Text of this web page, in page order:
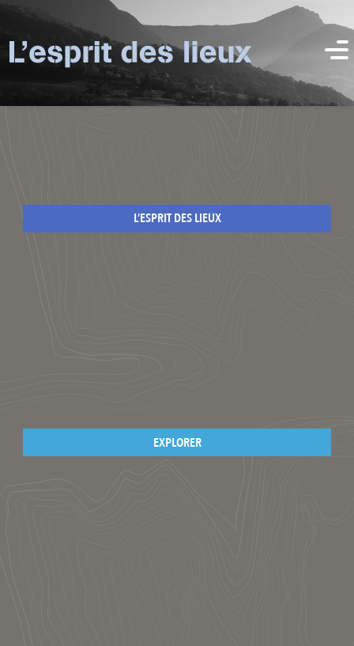
L’ESPRIT DES LIEUX
EXPLORER